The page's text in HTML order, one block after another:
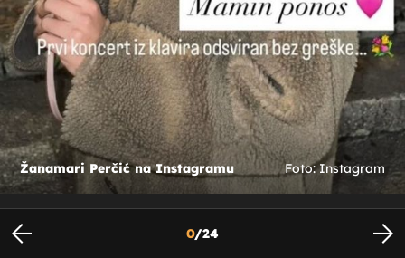
Žanamari Perčić na Instagramu Foto: Instagram
0/24